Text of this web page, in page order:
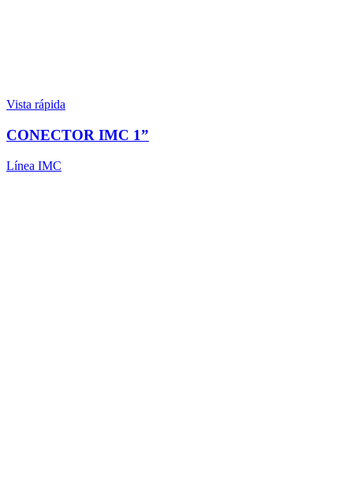
Vista rápida
CONECTOR IMC 1”
Línea IMC